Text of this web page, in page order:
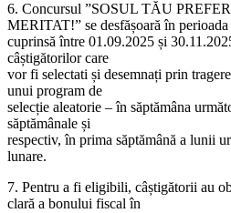
6. Concursul ”SOSUL TĂU
MERITAT!” se desfășoară în perioada
cuprinsă între 01.09.2025 și
câștigătorilor care
vor fi selectati și desemnați prin
unui program de
selecție aleatorie – în săptămâna
săptămânale și
respectiv, în prima săptămână a lunii
lunare.
7. Pentru a fi eligibili, câștigătorii au
clară a bonului fiscal în